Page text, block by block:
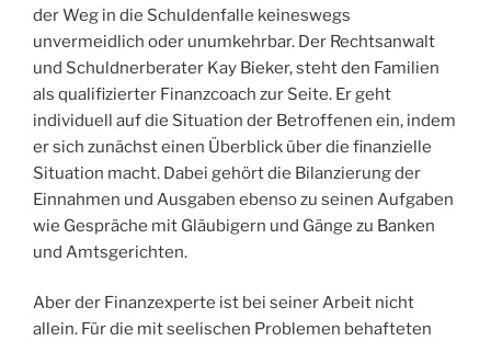
der Weg in die Schuldenfalle keineswegs
unvermeidlich oder unumkehrbar. Der Rechtsanwalt
und Schuldnerberater Kay Bieker, steht den Familien
als qualifizierter Finanzcoach zur Seite. Er geht
individuell auf die Situation der Betroffenen ein, indem
er sich zunächst einen Überblick über die finanzielle
Situation macht. Dabei gehört die Bilanzierung der
Einnahmen und Ausgaben ebenso zu seinen Aufgaben
wie Gespräche mit Gläubigern und Gänge zu Banken
und Amtsgerichten.
Aber der Finanzexperte ist bei seiner Arbeit nicht
allein. Für die mit seelischen Problemen behafteten